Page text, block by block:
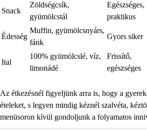
Snack
Zöldségcsík,
gyümölcstál
Egészséges,
praktikus
Édesség
Muffin, gyümölcsnyárs,
fánk
Gyors siker
Ital
100% gyümölcslé, víz,
limonádé
Frissítő,
egészséges
Az étkezésnél figyeljünk arra is, hogy a
ételeket, s legyen mindig kéznél szalvéta,
menüsoron kívül gondoljunk a folyamatos